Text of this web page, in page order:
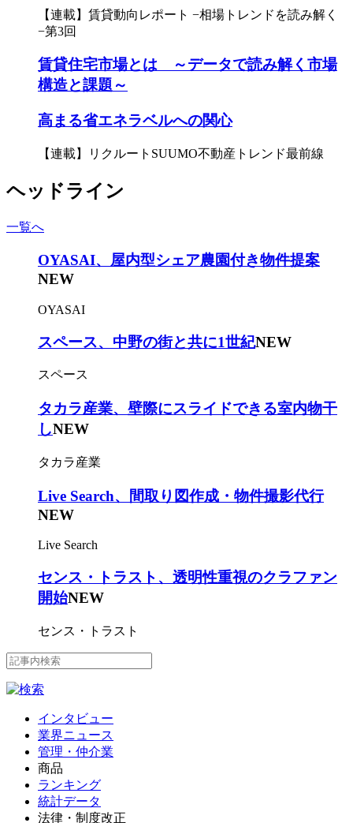
【連載】賃貸動向レポート −相場トレンドを読み解く
−第3回
賃貸住宅市場とは ～データで読み解く市場
構造と課題～
高まる省エネラベルへの関心
【連載】リクルートSUUMO不動産トレンド最前線
ヘッドライン
一覧へ
OYASAI、屋内型シェア農園付き物件提案
NEW
OYASAI
スペース、中野の街と共に1世紀NEW
スペース
タカラ産業、壁際にスライドできる室内物干
しNEW
タカラ産業
Live Search、間取り図作成・物件撮影代行
NEW
Live Search
センス・トラスト、透明性重視のクラファン
開始NEW
センス・トラスト
インタビュー
業界ニュース
管理・仲介業
商品
ランキング
統計データ
法律・制度改正